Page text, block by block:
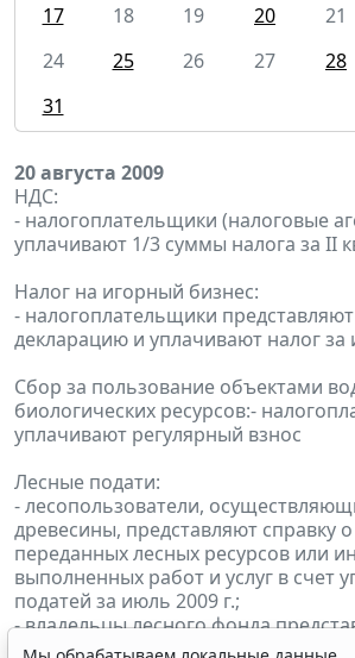
17
18 19 20 21
24
25 26 27 28
31
20 августа 2009
НДС:
- налогоплательщики (налоговые
уплачивают 1/3 суммы налога за II
Налог на игорный бизнес:
- налогоплательщики
декларацию и уплачивают налог за
Сбор за пользование объектами
биологических ресурсов:-
уплачивают регулярный взнос
Лесные подати:
- лесопользователи,
древесины, представляют справку
переданных лесных ресурсов или
выполненных работ и услуг в счет
податей за июль 2009 г.;
- владельцы лесного фонда
количестве древесины, разрешенной